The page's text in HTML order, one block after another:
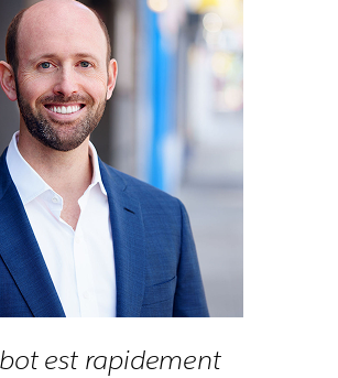
est rapidement